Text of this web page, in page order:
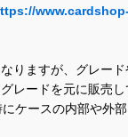
りますが、グレード
レードを元に販売
ケースの内部や外